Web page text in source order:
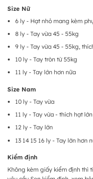
Size Nữ
6 ly - Hạt nhỏ mang kèm
8 ly - Tay vừa 45 - 55kg
9 ly - Tay vừa 45 - 55kg,
10 ly - Tay tròn từ 55kg
11 ly - Tay lớn hơn nữa
Size Nam
10 ly - Tay vừa
11 ly - Tay vừa - thích hạt lớn
12 ly - Tay lớn
13 14 15 16 ly - Tay lớn hơn
Kiểm định
Không kèm giấy kiểm định thì